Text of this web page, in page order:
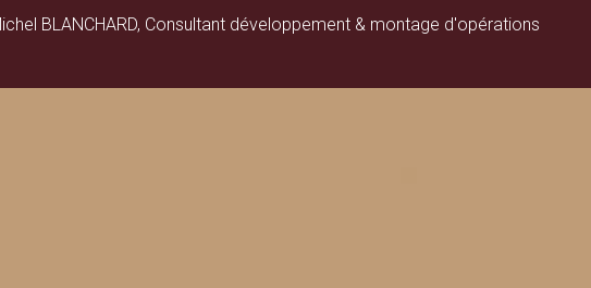
BLANCHARD, Consultant développement & montage d'opérations